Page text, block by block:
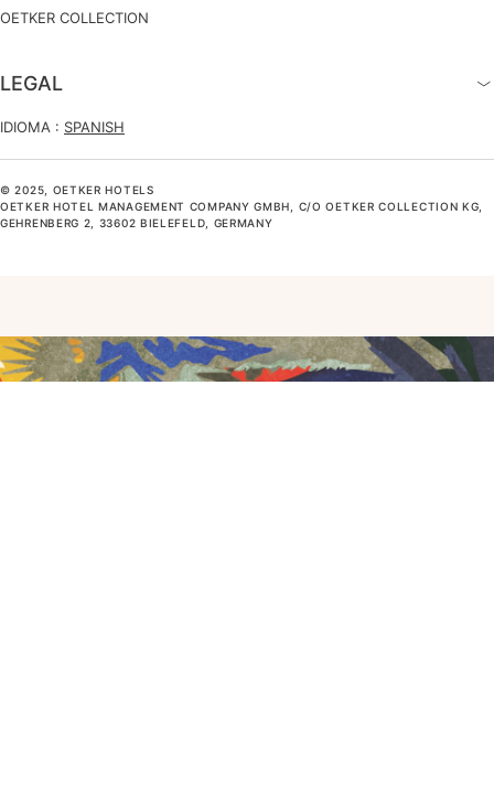
OETKER COLLECTION
LEGAL
IDIOMA : SPANISH
© 2025, OETKER HOTELS
OETKER HOTEL MANAGEMENT COMPANY GMBH, C/O OETKER COLLECTION KG,
GEHRENBERG 2, 33602 BIELEFELD, GERMANY